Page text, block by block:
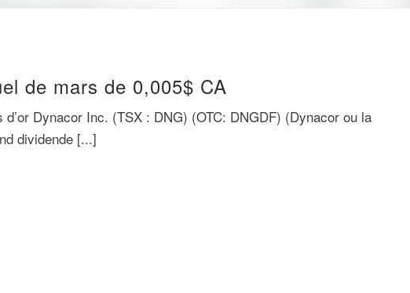
de mars de 0,005$ CA
Dynacor Inc. (TSX : DNG) (OTC: DNGDF) (Dynacor ou la
dividende [...]